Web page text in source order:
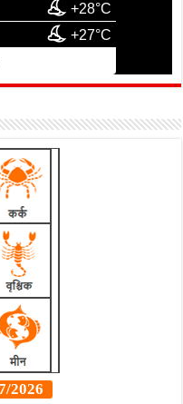
+28°C
+27°C